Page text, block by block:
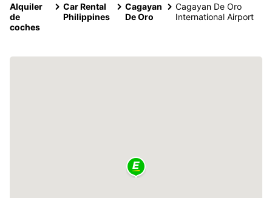
Alquiler
de
coches
Car Rental
Philippines
Cagayan
De Oro
Cagayan De Oro
International Airport